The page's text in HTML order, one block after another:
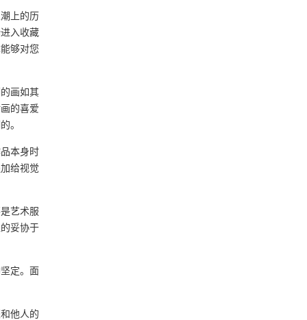
上的历
入收藏
够对您
画如其
的喜爱
。
本身时
给视觉
艺术服
妥协于
定。面
他人的